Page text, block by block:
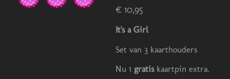
€ 10,95
It's a Girl
Set van 3 kaarthouders
Nu 1 gratiskaartpin extra.